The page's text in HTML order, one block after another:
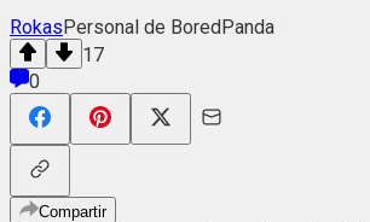
RokasPersonal de BoredPanda
17
0
Compartir